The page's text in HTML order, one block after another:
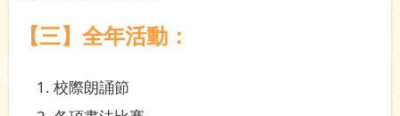
【三】全年活動：
校際朗誦節